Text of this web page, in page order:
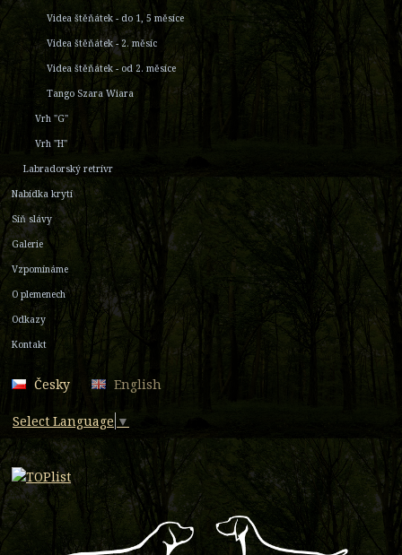
Videa štěňátek - do 1, 5 měsíce
Videa štěňátek - 2. měsíc
Videa štěňátek - od 2. měsíce
Tango Szara Wiara
Vrh "G"
Vrh "H"
Labradorský retrívr
Nabídka krytí
Síň slávy
Galerie
Vzpomínáme
O plemenech
Odkazy
Kontakt
Česky English
Select Language ▼